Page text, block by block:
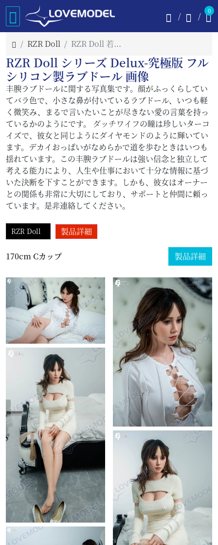
0
RZR Doll RZR Doll 若兮(Ruoxi) 画像
RZR Doll シリーズ Delux-究極版 フル
シリコン製ラブドール 画像
丰腴ラブドールに関する写真集です。顔がふっくらしてい
てバラ色で、小さな鼻が付いているラブドール、いつも軽
く微笑み、まるで言いたいことが尽きない愛の言葉を持っ
ているかのようにです。 ダッチワイフの瞳は珍しいターコ
イズで、彼女と同じようにダイヤモンドのように輝いてい
ます。デカイおっぱいがなめらかで道を歩むときはいつも
揺れています。この丰腴ラブドールは強い信念と独立して
考える能力により、人生や仕事において十分な情報に基づ
いた決断を下すことができます。しかも、彼女はオーナー
との関係も非常に大切にしており、サポートと仲間に頼っ
ています。是非連絡してください。
RZR Doll 製品詳細
170cm Cカップ 製品詳細